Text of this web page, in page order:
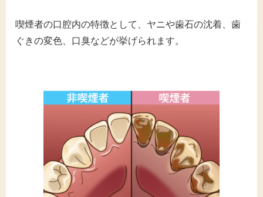
喫煙者の口腔内の特徴として、ヤニや歯石の沈着、歯
ぐきの変色、口臭などが挙げられます。